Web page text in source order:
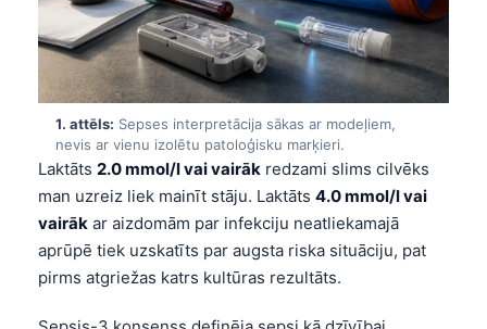
1. attēls: Sepses interpretācija sākas ar modeļiem,
nevis ar vienu izolētu patoloģisku marķieri.
Laktāts 2.0 mmol/l vai vairāk redzami slims cilvēks
man uzreiz liek mainīt stāju. Laktāts 4.0 mmol/l vai
vairāk ar aizdomām par infekciju neatliekamajā
aprūpē tiek uzskatīts par augsta riska situāciju, pat
pirms atgriežas katrs kultūras rezultāts.